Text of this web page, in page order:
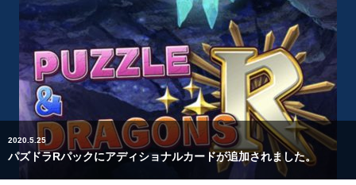
2020.5.25
パズドラRパックにアディショナルカードが追加されました。